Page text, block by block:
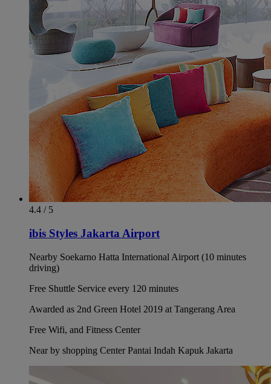
4.4 / 5
ibis Styles Jakarta Airport
Nearby Soekarno Hatta International Airport (10 minutes
driving)
Free Shuttle Service every 120 minutes
Awarded as 2nd Green Hotel 2019 at Tangerang Area
Free Wifi, and Fitness Center
Near by shopping Center Pantai Indah Kapuk Jakarta